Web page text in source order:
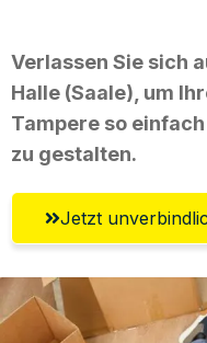
Verlassen Sie sich
Halle (Saale), um
Tampere so
zu gestalten.
Jetzt